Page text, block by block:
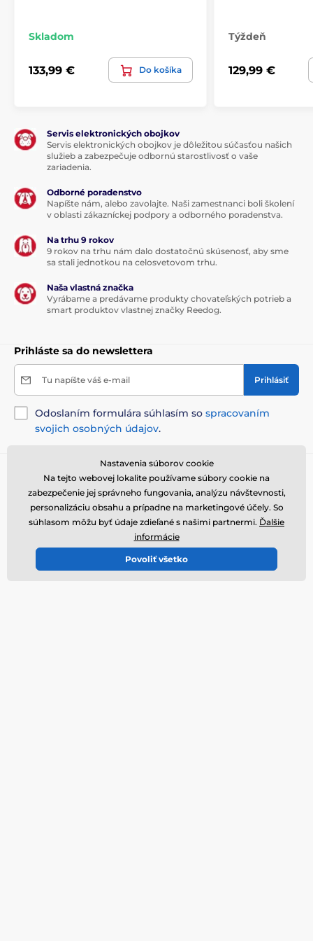
Skladom
133,99 € Do košíka
Týždeň
129,99 €
Servis elektronických obojkov
Servis elektronických obojkov je dôležitou súčasťou našich
služieb a zabezpečuje odbornú starostlivosť o vaše
zariadenia.
Odborné poradenstvo
Napíšte nám, alebo zavolajte. Naši zamestnanci boli školení
v oblasti zákazníckej podpory a odborného poradenstva.
Na trhu 9 rokov
9 rokov na trhu nám dalo dostatočnú skúsenosť, aby sme
sa stali jednotkou na celosvetovom trhu.
Naša vlastná značka
Vyrábame a predávame produkty chovateľských potrieb a
smart produktov vlastnej značky Reedog.
Prihláste sa do newslettera
Tu napíšte váš e-mail Prihlásiť
Odoslaním formulára súhlasím so spracovaním
svojich osobných údajov.
Potrebujete poradiť offline
Zákaznický servis je k dispozícii
+421 322 601 057
info@reedog.sk
Slovenčina
Nastavenia súborov cookie
Na tejto webovej lokalite používame súbory cookie na
zabezpečenie jej správneho fungovania, analýzu návštevnosti,
personalizáciu obsahu a prípadne na marketingové účely. So
súhlasom môžu byť údaje zdieľané s našimi partnermi. Ďalšie
informácie
Povoliť všetko